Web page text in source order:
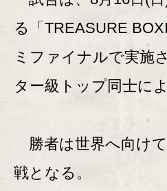
る「TREASURE
ミファイナルで実施
ター級トップ同士に
勝者は世界へ向け
戦となる。